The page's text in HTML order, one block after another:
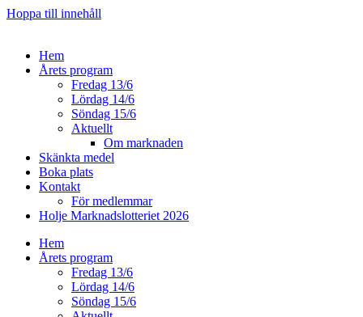
Hoppa till innehåll
Hem
Årets program
Fredag 13/6
Lördag 14/6
Söndag 15/6
Aktuellt
Om marknaden
Skänkta medel
Boka plats
Kontakt
För medlemmar
Holje Marknadslotteriet 2026
Hem
Årets program
Fredag 13/6
Lördag 14/6
Söndag 15/6